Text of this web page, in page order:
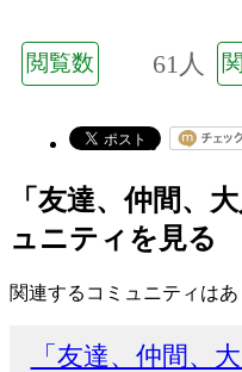
閲覧数 61人
「友達、仲間、
ュニティを見る
関連するコミュニティは
「友達、仲間、